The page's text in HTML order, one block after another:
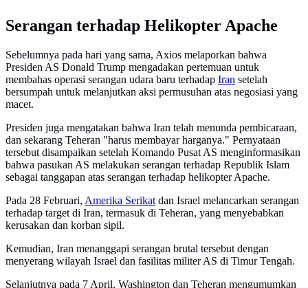
Serangan terhadap Helikopter Apache
Sebelumnya pada hari yang sama, Axios melaporkan bahwa
Presiden AS Donald Trump mengadakan pertemuan untuk
membahas operasi serangan udara baru terhadap Iran setelah
bersumpah untuk melanjutkan aksi permusuhan atas negosiasi yang
macet.
Presiden juga mengatakan bahwa Iran telah menunda pembicaraan,
dan sekarang Teheran "harus membayar harganya." Pernyataan
tersebut disampaikan setelah Komando Pusat AS menginformasikan
bahwa pasukan AS melakukan serangan terhadap Republik Islam
sebagai tanggapan atas serangan terhadap helikopter Apache.
Pada 28 Februari, Amerika Serikat dan Israel melancarkan serangan
terhadap target di Iran, termasuk di Teheran, yang menyebabkan
kerusakan dan korban sipil.
Kemudian, Iran menanggapi serangan brutal tersebut dengan
menyerang wilayah Israel dan fasilitas militer AS di Timur Tengah.
Selanjutnya pada 7 April, Washington dan Teheran mengumumkan